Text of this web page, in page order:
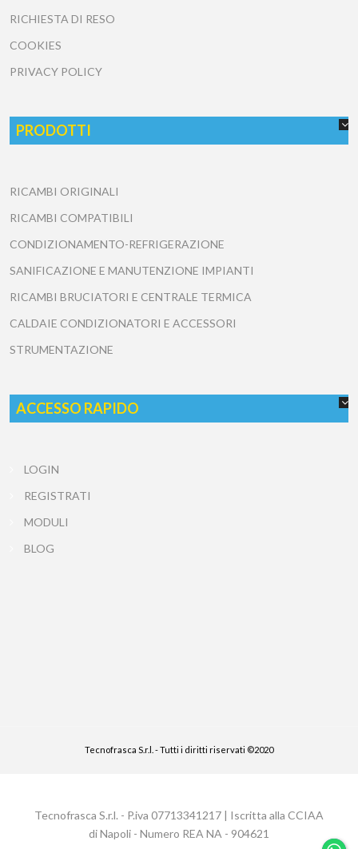
RICHIESTA DI RESO
COOKIES
PRIVACY POLICY
PRODOTTI
RICAMBI ORIGINALI
RICAMBI COMPATIBILI
CONDIZIONAMENTO-REFRIGERAZIONE
SANIFICAZIONE E MANUTENZIONE IMPIANTI
RICAMBI BRUCIATORI E CENTRALE TERMICA
CALDAIE CONDIZIONATORI E ACCESSORI
STRUMENTAZIONE
ACCESSO RAPIDO
LOGIN
REGISTRATI
MODULI
BLOG
Tecnofrasca S.r.l. - Tutti i diritti riservati ©2020
Tecnofrasca S.r.l. - P.iva 07713341217 | Iscritta alla CCIAA
di Napoli - Numero REA NA - 904621